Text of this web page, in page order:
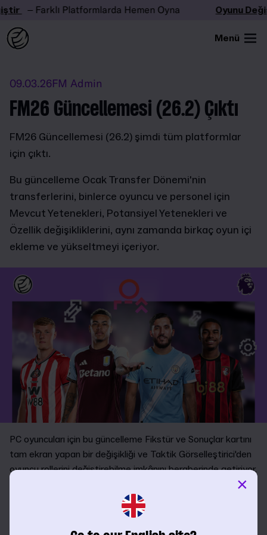
– Farklı Platformlarda Hemen Oyna Oyunu
Menü
09.03.26FM Admin
FM26 Güncellemesi (26.2) Çıktı
FM26 Güncellemesi (26.2) şimdi tüm platformlar
için çıktı.
Bu güncelleme Ocak Transfer Dönemi'nin
transferlerini, binlerce oyuncu ve personel için
Mevcut Yetenekleri, Potansiyel Yetenekleri ve
Özellik değişikliklerini, aynı zamanda birkaç oyun içi
ekleme ve yükseltmeyi içeriyor.
PC oyuncuları için bu güncelleme Fikstür ve Sonuçlar kartını
tam ekran yapan bir değişikliği ve Taktik Görselleştirici'den
oyuncu rollerini değiştirebilme imkânını beraberinde getiriyor.
Bu değişiklikler tüm mevcut kayıtlı oyunlarda geçerli olacak.
×